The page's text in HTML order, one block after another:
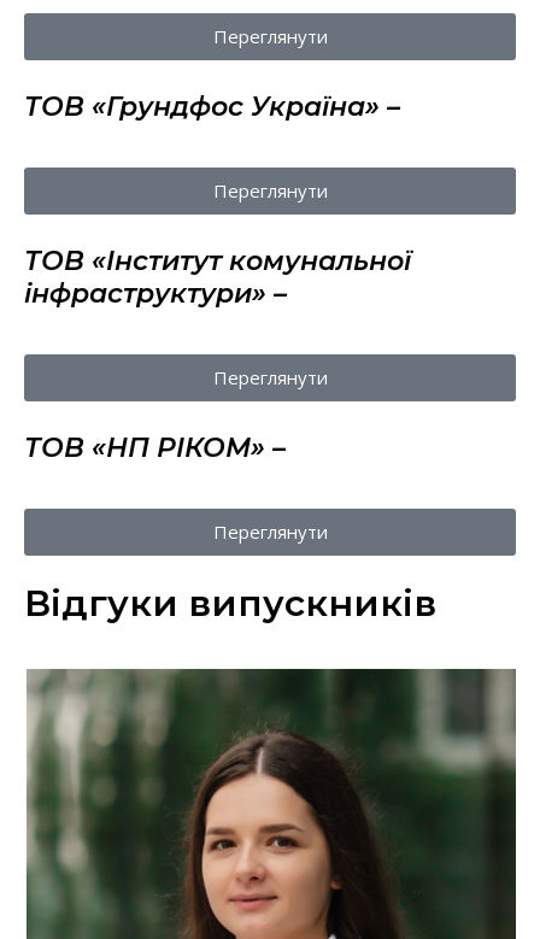
Переглянути
ТОВ «Грундфос Україна» –
Переглянути
ТОВ «Інститут комунальної
інфраструктури» –
Переглянути
ТОВ «НП РІКОМ» –
Переглянути
Відгуки випускників